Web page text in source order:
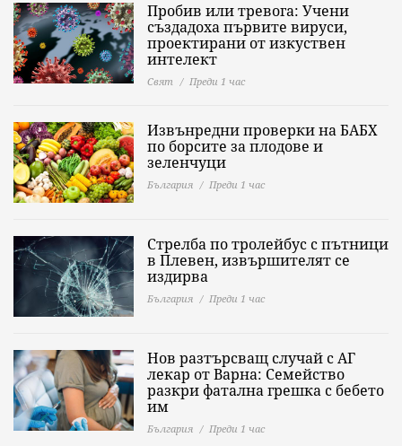
Пробив или тревога: Учени
създадоха първите вируси,
проектирани от изкуствен
интелект
Свят Преди 1 час
Извънредни проверки на БАБХ
по борсите за плодове и
зеленчуци
България Преди 1 час
Стрелба по тролейбус с пътници
в Плевен, извършителят се
издирва
България Преди 1 час
Нов разтърсващ случай с АГ
лекар от Варна: Семейство
разкри фатална грешка с бебето
им
България Преди 1 час